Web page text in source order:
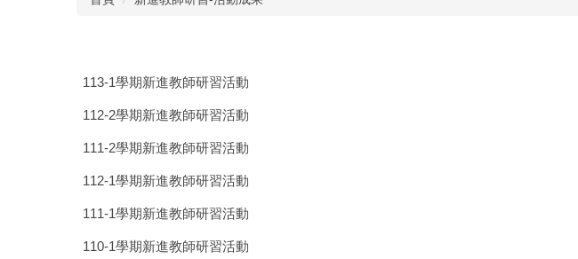
113-1學期新進教師研習活動
112-2學期新進教師研習活動
111-2學期新進教師研習活動
112-1學期新進教師研習活動
111-1學期新進教師研習活動
110-1學期新進教師研習活動